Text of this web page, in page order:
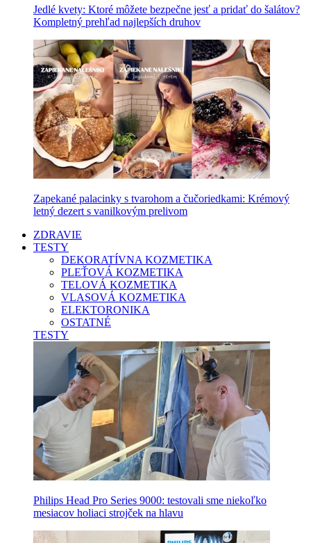
Jedlé kvety: Ktoré môžete bezpečne jesť a pridať do šalátov?
Kompletný prehľad najlepších druhov
Zapekané palacinky s tvarohom a čučoriedkami: Krémový
letný dezert s vanilkovým prelivom
ZDRAVIE
TESTY
DEKORATÍVNA KOZMETIKA
PLEŤOVÁ KOZMETIKA
TELOVÁ KOZMETIKA
VLASOVÁ KOZMETIKA
ELEKTORONIKA
OSTATNÉ
TESTY
Philips Head Pro Series 9000: testovali sme niekoľko
mesiacov holiaci strojček na hlavu